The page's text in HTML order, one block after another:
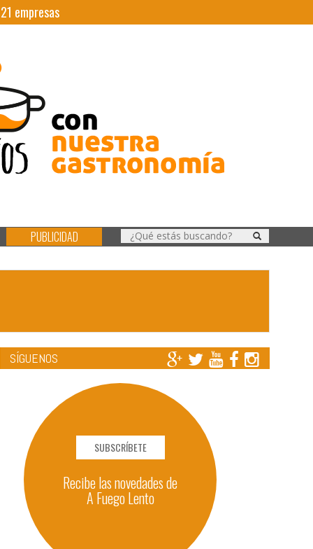
21 empresas
PUBLICIDAD
SÍGUENOS
SUBSCRÍBETE
Recibe las novedades de
A Fuego Lento